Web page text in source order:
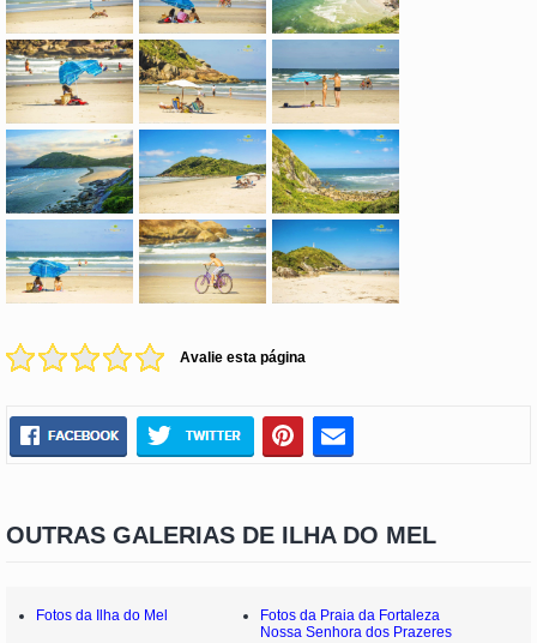
Avalie esta página
OUTRAS GALERIAS DE ILHA DO MEL
Fotos da Ilha do Mel
Fotos da Praia da Fortaleza
Nossa Senhora dos Prazeres